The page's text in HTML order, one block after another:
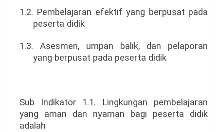
1.2. Pembelajaran efektif yang berpusat pada
peserta didik
1.3. Asesmen, umpan balik, dan pelaporan
yang berpusat pada peserta didik
Sub Indikator 1.1. Lingkungan pembelajaran
yang aman dan nyaman bagi peserta didik
adalah